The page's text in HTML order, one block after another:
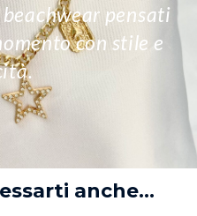
pensati
con stile e
anche...